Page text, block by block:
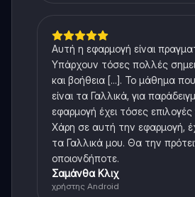
Αυτή η εφαρμογή είναι
Υπάρχουν τόσες πολλές
και βοήθεια [...]. Το μάθημα
είναι τα Γαλλικά, για
εφαρμογή έχει τόσες επιλογές
Χάρη σε αυτή την εφαρμογή,
τα Γαλλικά μου. Θα την
οποιονδήποτε.
Σαμάνθα Κλιχ
χρήστης Android